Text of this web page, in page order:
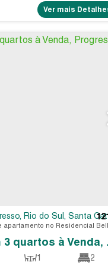
Ver mais
, Rio do Sul , Santa Catarina
1 2